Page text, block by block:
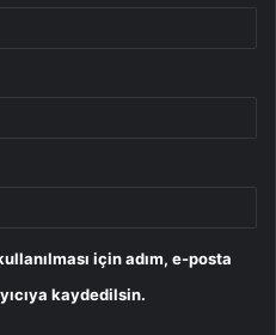
için adım, e-posta
kaydedilsin.